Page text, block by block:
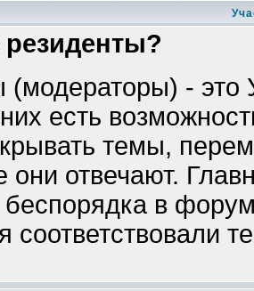
резиденты?
(модераторы) - это
есть
темы,
они отвечают.
беспорядка в
соответствовали